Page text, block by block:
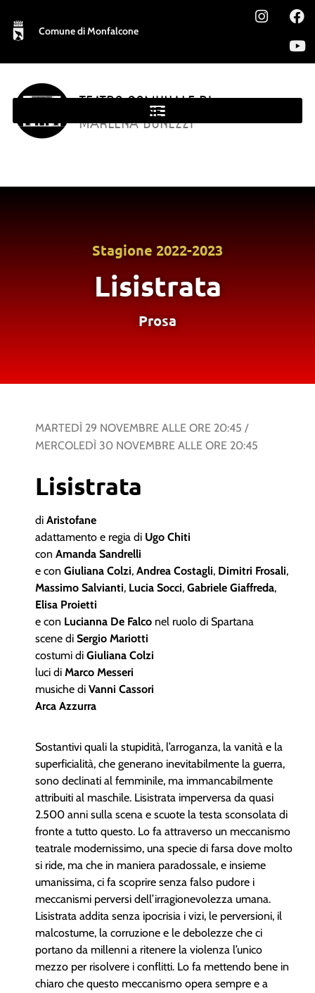
Comune di Monfalcone
TEATRO COMUNALE DI
MONFALCONE
MARLENA BONEZZI
Stagione 2022-2023
Lisistrata
Prosa
MARTEDÌ 29 NOVEMBRE ALLE ORE 20:45 /
MERCOLEDÌ 30 NOVEMBRE ALLE ORE 20:45
Lisistrata
di Aristofane
adattamento e regia di Ugo Chiti
con Amanda Sandrelli
e con Giuliana Colzi, Andrea Costagli, Dimitri Frosali,
Massimo Salvianti, Lucia Socci, Gabriele Giaffreda,
Elisa Proietti
e con Lucianna De Falco nel ruolo di Spartana
scene di Sergio Mariotti
costumi di Giuliana Colzi
luci di Marco Messeri
musiche di Vanni Cassori
Arca Azzurra
Sostantivi quali la stupidità, l’arroganza, la vanità e la
superficialità, che generano inevitabilmente la guerra,
sono declinati al femminile, ma immancabilmente
attribuiti al maschile. Lisistrata imperversa da quasi
2.500 anni sulla scena e scuote la testa sconsolata di
fronte a tutto questo. Lo fa attraverso un meccanismo
teatrale modernissimo, una specie di farsa dove molto
si ride, ma che in maniera paradossale, e insieme
umanissima, ci fa scoprire senza falso pudore i
meccanismi perversi dell’irragionevolezza umana.
Lisistrata addita senza ipocrisia i vizi, le perversioni, il
malcostume, la corruzione e le debolezze che ci
portano da millenni a ritenere la violenza l’unico
mezzo per risolvere i conflitti. Lo fa mettendo bene in
chiaro che questo meccanismo opera sempre e a